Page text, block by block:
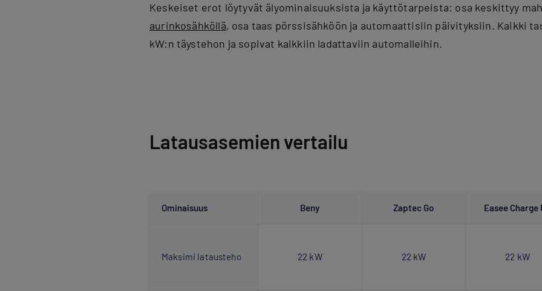
Keskeiset erot löytyvät älyominaisuuksista ja käyttötarpeista: osa keskittyy
aurinkosähköllä, osa taas pörssisähköön ja automaattisiin päivityksiin. Kaikki
kW:n täystehon ja sopivat kaikkiin ladattaviin automalleihin.
Latausasemien vertailu
Ominaisuus Beny Zaptec Go Easee Charge
Maksimi latausteho 22 kW 22 kW 22 kW